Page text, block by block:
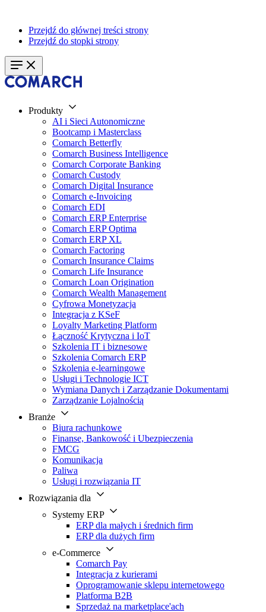
Przejdź do głównej treści strony
Przejdź do stopki strony
Produkty
AI i Sieci Autonomiczne
Bootcamp i Masterclass
Comarch Betterfly
Comarch Business Intelligence
Comarch Corporate Banking
Comarch Custody
Comarch Digital Insurance
Comarch e-Invoicing
Comarch EDI
Comarch ERP Enterprise
Comarch ERP Optima
Comarch ERP XL
Comarch Factoring
Comarch Insurance Claims
Comarch Life Insurance
Comarch Loan Origination
Comarch Wealth Management
Cyfrowa Monetyzacja
Integracja z KSeF
Loyalty Marketing Platform
Łączność Krytyczna i IoT
Szkolenia IT i biznesowe
Szkolenia Comarch ERP
Szkolenia e-learningowe
Usługi i Technologie ICT
Wymiana Danych i Zarządzanie Dokumentami
Zarządzanie Lojalnością
Branże
Biura rachunkowe
Finanse, Bankowość i Ubezpieczenia
FMCG
Komunikacja
Paliwa
Usługi i rozwiązania IT
Rozwiązania dla
Systemy ERP
ERP dla małych i średnich firm
ERP dla dużych firm
e-Commerce
Comarch Pay
Integracja z kurierami
Oprogramowanie sklepu internetowego
Platforma B2B
Sprzedaż na marketplace'ach